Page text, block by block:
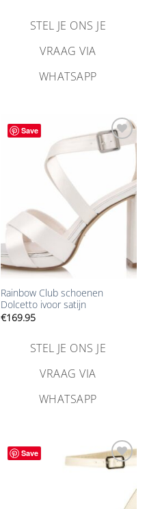
STEL JE ONS JE
VRAAG VIA
WHATSAPP
Save
Aan
Rainbow Club schoenen
Dolcetto ivoor satijn
€169.95
STEL JE ONS JE
VRAAG VIA
WHATSAPP
Save
Aan